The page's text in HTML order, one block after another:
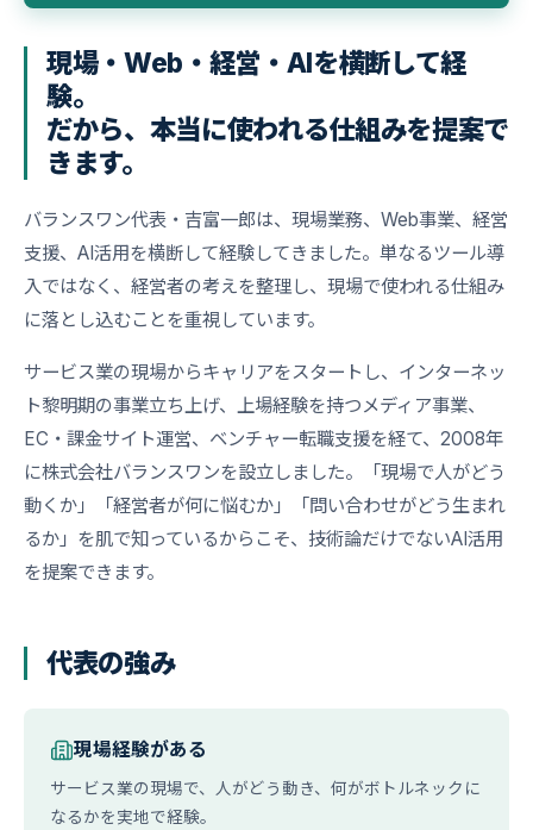
現場・Web・経営・AIを横断して経
験。
だから、本当に使われる仕組みを提案で
きます。
バランスワン代表・吉富一郎は、現場業務、Web事業、経営
支援、AI活用を横断して経験してきました。単なるツール導
入ではなく、経営者の考えを整理し、現場で使われる仕組み
に落とし込むことを重視しています。
サービス業の現場からキャリアをスタートし、インターネッ
ト黎明期の事業立ち上げ、上場経験を持つメディア事業、
EC・課金サイト運営、ベンチャー転職支援を経て、2008年
に株式会社バランスワンを設立しました。「現場で人がどう
動くか」「経営者が何に悩むか」「問い合わせがどう生まれ
るか」を肌で知っているからこそ、技術論だけでないAI活用
を提案できます。
代表の強み
現場経験がある
サービス業の現場で、人がどう動き、何がボトルネックに
なるかを実地で経験。